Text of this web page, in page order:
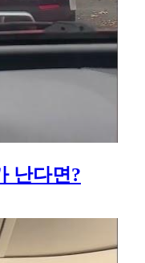
난다면?